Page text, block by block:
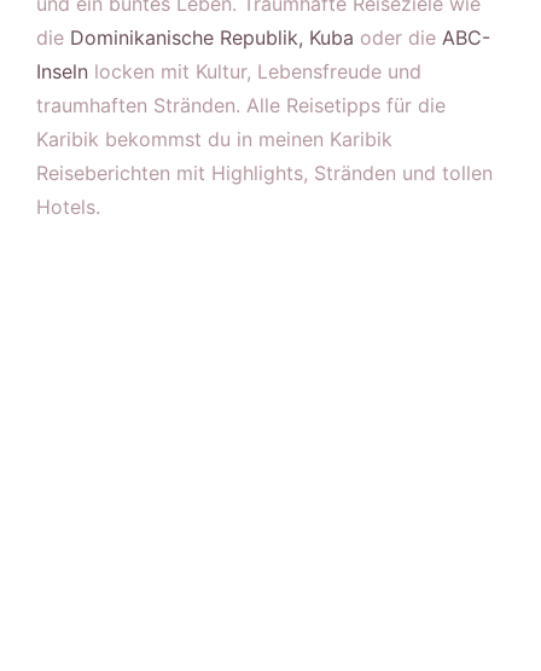
die Dominikanische Republik, Kuba oder die ABC-
Inseln locken mit Kultur, Lebensfreude und
traumhaften Stränden. Alle Reisetipps für die
Karibik bekommst du in meinen Karibik
Reiseberichten mit Highlights, Stränden und tollen
Hotels.